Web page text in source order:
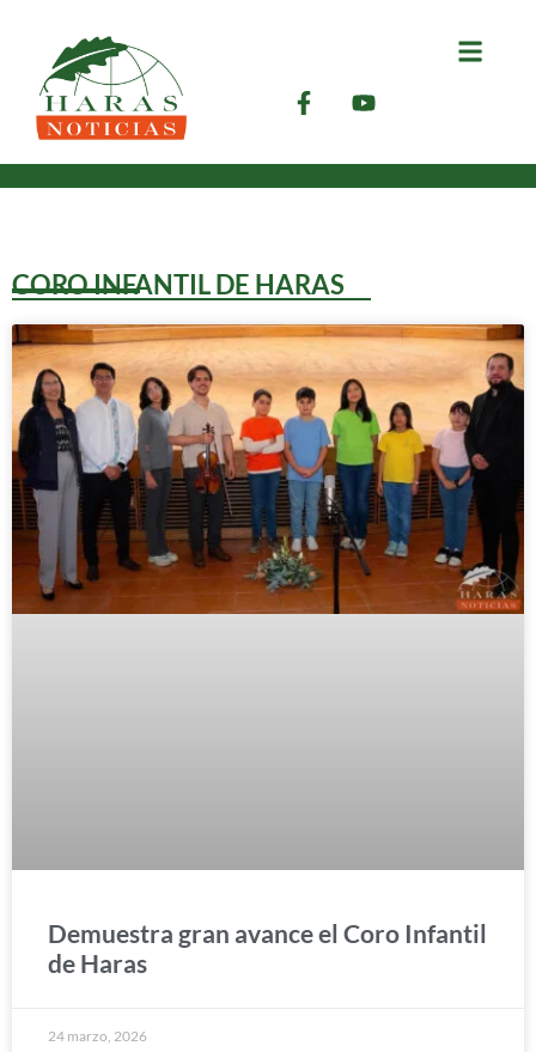
CORO INFANTIL DE HARAS
Demuestra gran avance el Coro Infantil
de Haras
24 marzo, 2026